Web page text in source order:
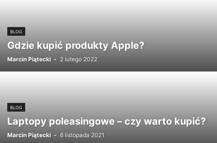
BLOG
Gdzie kupić produkty Apple?
Marcin Piątecki - 2 lutego 2022
BLOG
Laptopy poleasingowe – czy warto kupić?
Marcin Piątecki - 6 listopada 2021